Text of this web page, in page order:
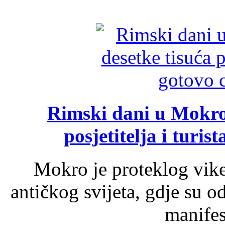
Rimski dani u
posjetitelja i
Mokro je proteklog
antičkog svijeta, gdje su